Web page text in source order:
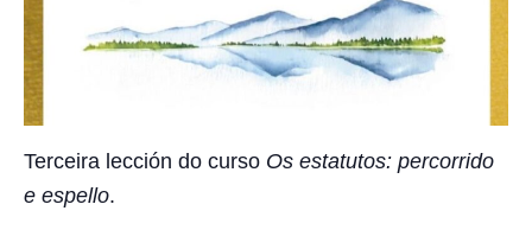
Terceira lección do curso Os estatutos: percorrido
e espello.